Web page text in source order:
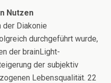
Nutzen
der Diakonie
durchgeführt wurde,
der brainLight-
der subjektiv
Lebensqualität. 22